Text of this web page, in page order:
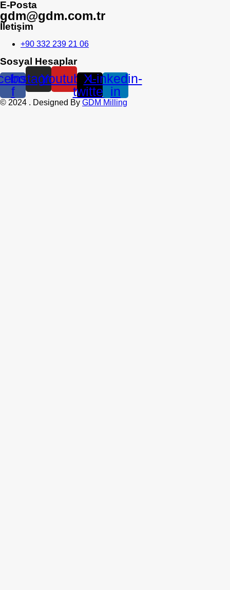
E-Posta
gdm@gdm.com.tr
İletişim
+90 332 239 21 06
Sosyal Hesaplar
f
Instagram
YoutubeX-
twitter
Linkedin-
in
© 2024 . Designed By GDM Milling